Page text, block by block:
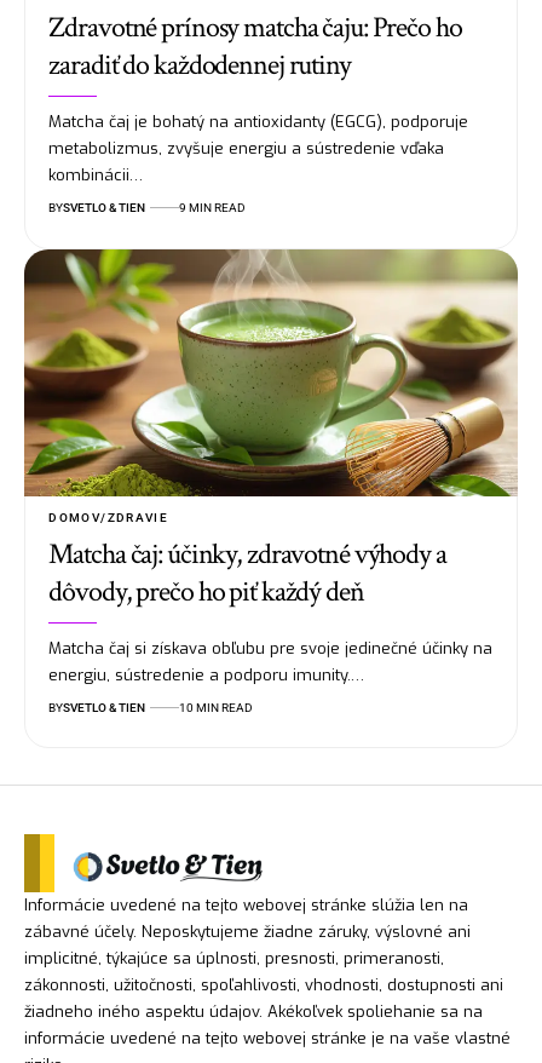
Zdravotné prínosy matcha čaju: Prečo ho
zaradiť do každodennej rutiny
Matcha čaj je bohatý na antioxidanty (EGCG), podporuje
metabolizmus, zvyšuje energiu a sústredenie vďaka
kombinácii…
BYSVETLO & TIEN 9 MIN READ
DOMOV/ZDRAVIE
Matcha čaj: účinky, zdravotné výhody a
dôvody, prečo ho piť každý deň
Matcha čaj si získava obľubu pre svoje jedinečné účinky na
energiu, sústredenie a podporu imunity.…
BYSVETLO & TIEN 10 MIN READ
Informácie uvedené na tejto webovej stránke slúžia len na
zábavné účely. Neposkytujeme žiadne záruky, výslovné ani
implicitné, týkajúce sa úplnosti, presnosti, primeranosti,
zákonnosti, užitočnosti, spoľahlivosti, vhodnosti, dostupnosti ani
žiadneho iného aspektu údajov. Akékoľvek spoliehanie sa na
informácie uvedené na tejto webovej stránke je na vaše vlastné